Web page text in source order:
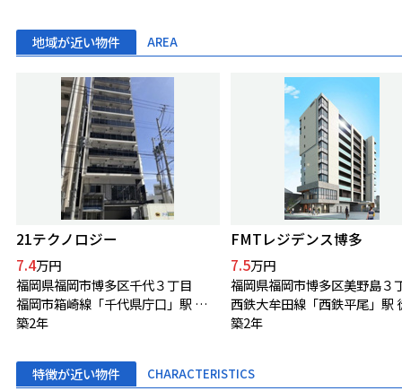
地域が近い物件 AREA
21テクノロジー
7.4万円
福岡県福岡市博多区千代３丁目
福岡市箱崎線「千代県庁口」駅 徒歩3分
築2年
FMTレジデンス博多
7.5万円
福岡県福岡市博多区美野島３
築2年
特徴が近い物件 CHARACTERISTICS